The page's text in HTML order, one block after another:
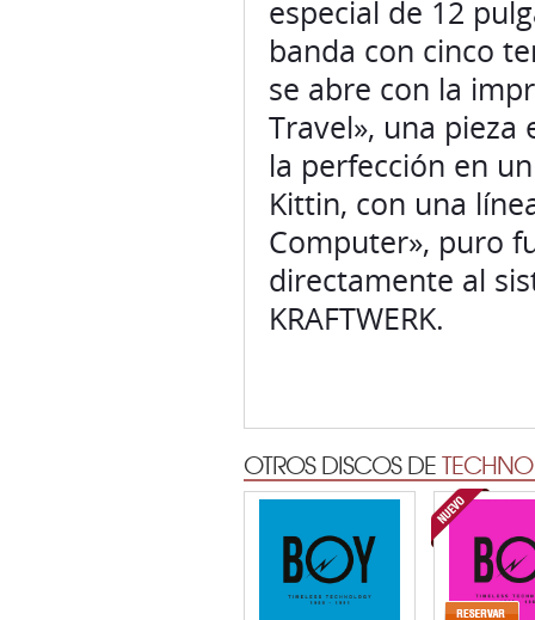
especial de 12
banda con cinco
se abre con la
Travel», una pieza
la perfección en
Kittin, con una
Computer», puro
directamente al
KRAFTWERK.
OTROS DISCOS DE